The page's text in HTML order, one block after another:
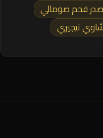
فحم صومالي
نيجيري